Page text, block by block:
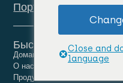
Портал сотрудников
Быстрые ссылки
Домашняя страница
О нас
Продукты
Люди
Новости
Close and
language